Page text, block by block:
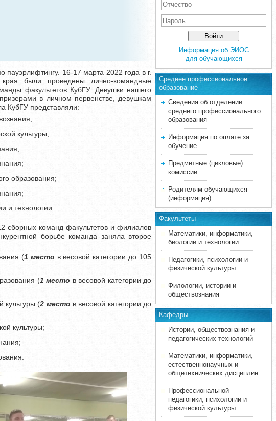
16-17 марта 2022 года в г.
были проведены лично-командные
факультетов КубГУ. Девушки нашего
в личном первенстве, девушкам
КубГУ представляли:
культуры;
образования;
и технологии.
сборных команд факультетов и филиалов
борьбе команда заняла второе
(1 место в весовой категории до 105
(1 место в весовой категории до
культуры (2 место в весовой категории до
культуры;
Информация об ЭИОС
для обучающихся
Среднее професcиональное
образование
Сведения об отделении
среднего профессионального
образования
Информация по оплате за
обучение
Предметные (цикловые)
комиссии
Родителям обучающихся
(информация)
Факультеты
Математики, информатики,
биологии и технологии
Педагогики, психологии и
физической культуры
Филологии, истории и
обществознания
Кафедры
Истории, обществознания и
педагогических технологий
Математики, информатики,
естественнонаучных и
общетехнических дисциплин
Профессиональной
педагогики, психологии и
физической культуры